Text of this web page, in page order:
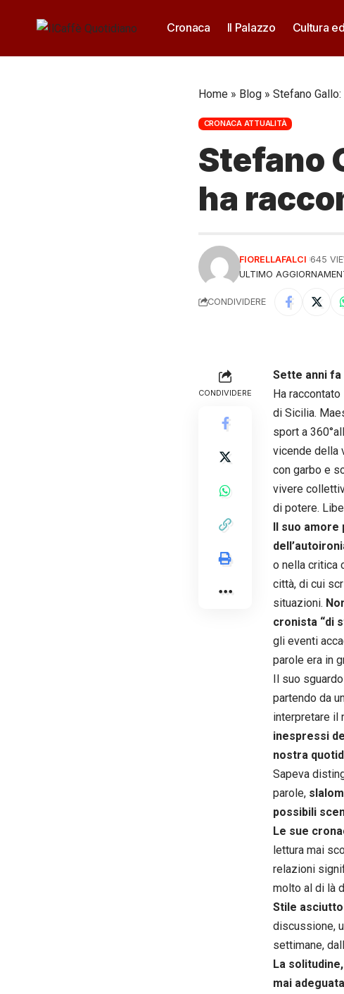
Cronaca Il Palazzo Cultura
Home » Blog » Stefano
CRONACA ATTUALITÀ
Stefano
ha
ULTIMO
FIORELLAFALCI 645
CONDIVIDERE
CONDIVIDERE
Sette anni
Ha
di Sicilia.
sport a
vicende della
con garbo e
vivere
di potere.
Il suo amore
o nella critica
città, di cui
situazioni.
cronista “di
gli eventi
parole era in
Il suo
partendo da
interpretare il
inespressi
nostra
Sapeva
parole,
possibili
Le sue
lettura mai
relazioni
molto al di là
Stile
discussione,
settimane,
La solitudine,
mai